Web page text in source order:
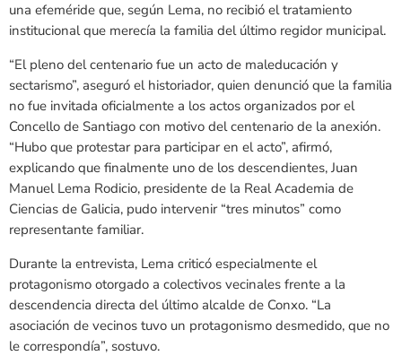
una efeméride que, según Lema, no recibió el tratamiento
institucional que merecía la familia del último regidor municipal.
“El pleno del centenario fue un acto de maleducación y
sectarismo”, aseguró el historiador, quien denunció que la familia
no fue invitada oficialmente a los actos organizados por el
Concello de Santiago con motivo del centenario de la anexión.
“Hubo que protestar para participar en el acto”, afirmó,
explicando que finalmente uno de los descendientes, Juan
Manuel Lema Rodicio, presidente de la Real Academia de
Ciencias de Galicia, pudo intervenir “tres minutos” como
representante familiar.
Durante la entrevista, Lema criticó especialmente el
protagonismo otorgado a colectivos vecinales frente a la
descendencia directa del último alcalde de Conxo. “La
asociación de vecinos tuvo un protagonismo desmedido, que no
le correspondía”, sostuvo.